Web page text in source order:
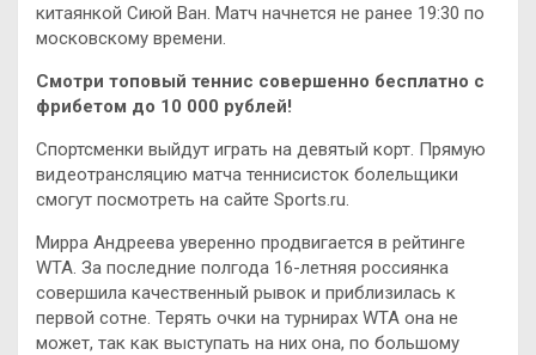
китаянкой Сиюй Ван. Матч начнется не ранее 19:30 по
московскому времени.
Смотри топовый теннис совершенно бесплатно с
фрибетом до 10 000 рублей!
Спортсменки выйдут играть на девятый корт. Прямую
видеотрансляцию матча теннисисток болельщики
смогут посмотреть на сайте Sports.ru.
Мирра Андреева уверенно продвигается в рейтинге
WTA. За последние полгода 16-летняя россиянка
совершила качественный рывок и приблизилась к
первой сотне. Терять очки на турнирах WTA она не
может, так как выступать на них она, по большому